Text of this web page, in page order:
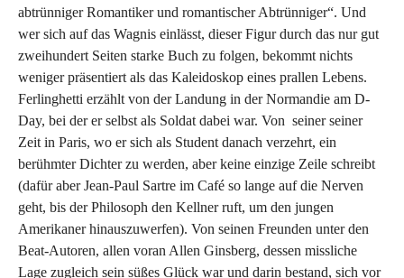
abtrünniger Romantiker und romantischer Abtrünniger“. Und
wer sich auf das Wagnis einlässt, dieser Figur durch das nur gut
zweihundert Seiten starke Buch zu folgen, bekommt nichts
weniger präsentiert als das Kaleidoskop eines prallen Lebens.
Ferlinghetti erzählt von der Landung in der Normandie am D-
Day, bei der er selbst als Soldat dabei war. Von seiner seiner
Zeit in Paris, wo er sich als Student danach verzehrt, ein
berühmter Dichter zu werden, aber keine einzige Zeile schreibt
(dafür aber Jean-Paul Sartre im Café so lange auf die Nerven
geht, bis der Philosoph den Kellner ruft, um den jungen
Amerikaner hinauszuwerfen). Von seinen Freunden unter den
Beat-Autoren, allen voran Allen Ginsberg, dessen missliche
Lage zugleich sein süßes Glück war und darin bestand, sich vor